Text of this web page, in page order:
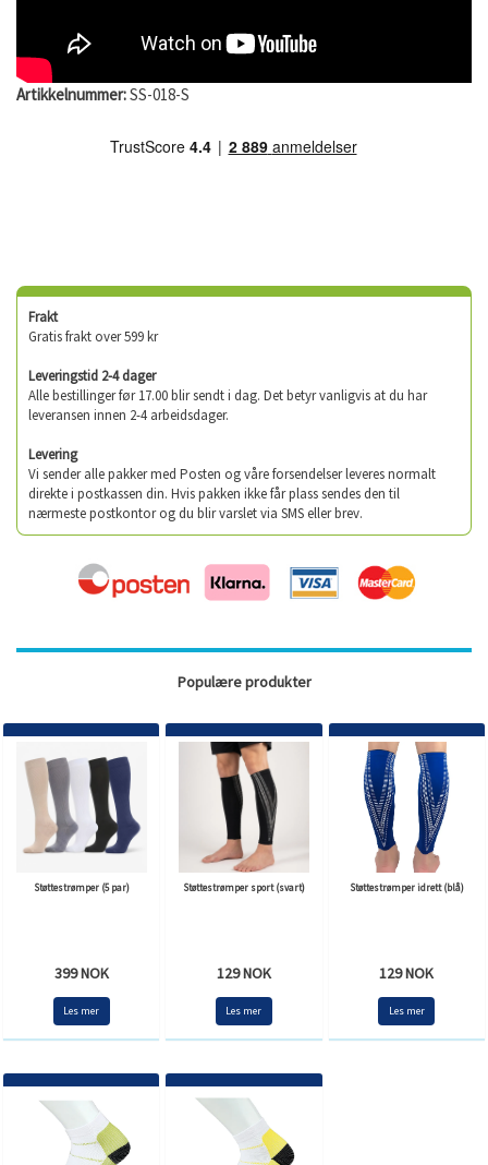
Artikkelnummer:SS-018-S
Frakt
Gratis frakt over 599 kr
Leveringstid 2-4 dager
Alle bestillinger før 17.00 blir sendt i dag. Det betyr vanligvis at du har
leveransen innen 2-4 arbeidsdager.
Levering
Vi sender alle pakker med Posten og våre forsendelser leveres normalt
direkte i postkassen din. Hvis pakken ikke får plass sendes den til
nærmeste postkontor og du blir varslet via SMS eller brev.
Populære produkter
Støttestrømper (5 par)
399 NOK
Les mer
Støttestrømper sport (svart)
129 NOK
Les mer
Støttestrømper idrett (blå)
129 NOK
Les mer